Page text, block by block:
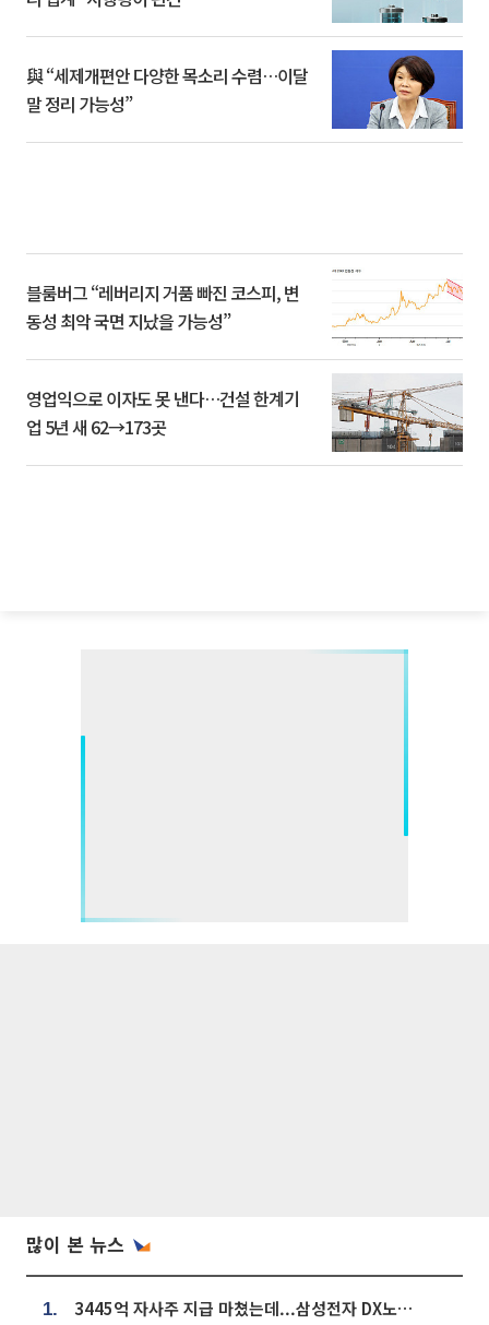
與 “세제개편안 다양한 목소리 수렴…이달
말 정리 가능성”
블룸버그 “레버리지 거품 빠진 코스피, 변
동성 최악 국면 지났을 가능성”
영업익으로 이자도 못 낸다…건설 한계기
업 5년 새 62→173곳
많이 본 뉴스
1. 3445억 자사주 지급 마쳤는데...삼성전자 DX노조, 뒤늦은 '떼쓰기 집회'